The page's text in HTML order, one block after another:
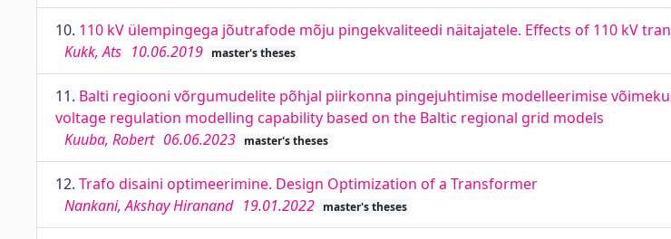
10. 110 kV ülempingega jõutrafode mõju pingekvaliteedi näitajatele. Effects of 110 kV
Kukk, Ats 10.06.2019 master's theses
11. Balti regiooni võrgumudelite põhjal piirkonna pingejuhtimise modelleerimise
voltage regulation modelling capability based on the Baltic regional grid models
Kuuba, Robert 06.06.2023 master's theses
12. Trafo disaini optimeerimine. Design Optimization of a Transformer
Nankani, Akshay Hiranand 19.01.2022 master's theses